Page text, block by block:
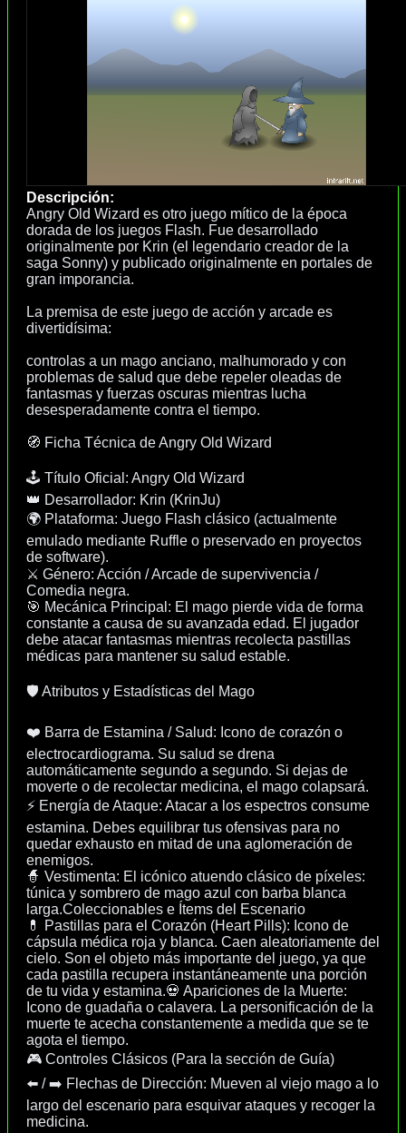
Descripción:
Angry Old Wizard es otro juego mítico de la época
dorada de los juegos Flash. Fue desarrollado
originalmente por Krin (el legendario creador de la
saga Sonny) y publicado originalmente en portales de
gran imporancia.
La premisa de este juego de acción y arcade es
divertidísima:
controlas a un mago anciano, malhumorado y con
problemas de salud que debe repeler oleadas de
fantasmas y fuerzas oscuras mientras lucha
desesperadamente contra el tiempo.
🧭 Ficha Técnica de Angry Old Wizard
🕹️ Título Oficial: Angry Old Wizard
👑 Desarrollador: Krin (KrinJu)
🌍 Plataforma: Juego Flash clásico (actualmente
emulado mediante Ruffle o preservado en proyectos
de software).
⚔️ Género: Acción / Arcade de supervivencia /
Comedia negra.
🎯 Mecánica Principal: El mago pierde vida de forma
constante a causa de su avanzada edad. El jugador
debe atacar fantasmas mientras recolecta pastillas
médicas para mantener su salud estable.
🛡️ Atributos y Estadísticas del Mago
❤️ Barra de Estamina / Salud: Icono de corazón o
electrocardiograma. Su salud se drena
automáticamente segundo a segundo. Si dejas de
moverte o de recolectar medicina, el mago colapsará.
⚡ Energía de Ataque: Atacar a los espectros consume
estamina. Debes equilibrar tus ofensivas para no
quedar exhausto en mitad de una aglomeración de
enemigos.
🧙 Vestimenta: El icónico atuendo clásico de píxeles:
túnica y sombrero de mago azul con barba blanca
larga.Coleccionables e Ítems del Escenario
💊 Pastillas para el Corazón (Heart Pills): Icono de
cápsula médica roja y blanca. Caen aleatoriamente del
cielo. Son el objeto más importante del juego, ya que
cada pastilla recupera instantáneamente una porción
de tu vida y estamina.💀 Apariciones de la Muerte:
Icono de guadaña o calavera. La personificación de la
muerte te acecha constantemente a medida que se te
agota el tiempo.
🎮 Controles Clásicos (Para la sección de Guía)
⬅️ / ➡️ Flechas de Dirección: Mueven al viejo mago a lo
largo del escenario para esquivar ataques y recoger la
medicina.